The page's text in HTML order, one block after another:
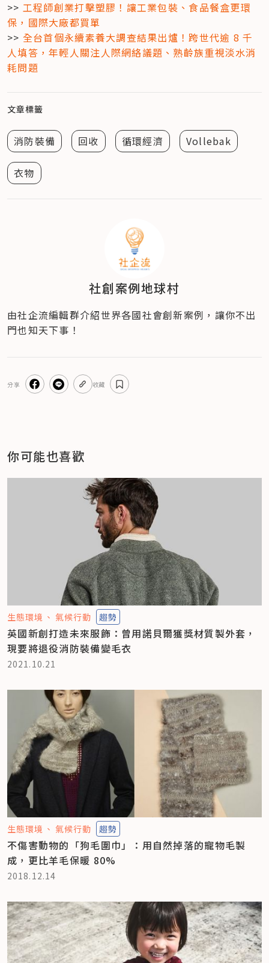
>> 工程師創業打擊塑膠！讓工業包裝、食品餐盒更環
保，國際大廠都買單
>> 全台首個永續素養大調查結果出爐！跨世代逾 8 千
人填答，年輕人關注人際網絡議題、熟齡族重視淡水消
耗問題
文章標籤
消防裝備 回收 循環經濟 Vollebak
衣物
社創案例地球村
由社企流編輯群介紹世界各國社會創新案例，讓你不出
門也知天下事！
分享 收藏
你可能也喜歡
生態環境 氣候行動 趨勢
英國新創打造未來服飾：曾用諾貝爾獲獎材質製外套，
現要將退役消防裝備變毛衣
2021.10.21
生態環境 氣候行動 趨勢
不傷害動物的「狗毛圍巾」：用自然掉落的寵物毛製
成，更比羊毛保暖 80%
2018.12.14